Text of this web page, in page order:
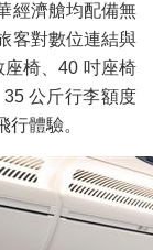
經濟艙均配備無
客對數位連結與
椅、40 吋座椅
公斤行李額度
體驗。